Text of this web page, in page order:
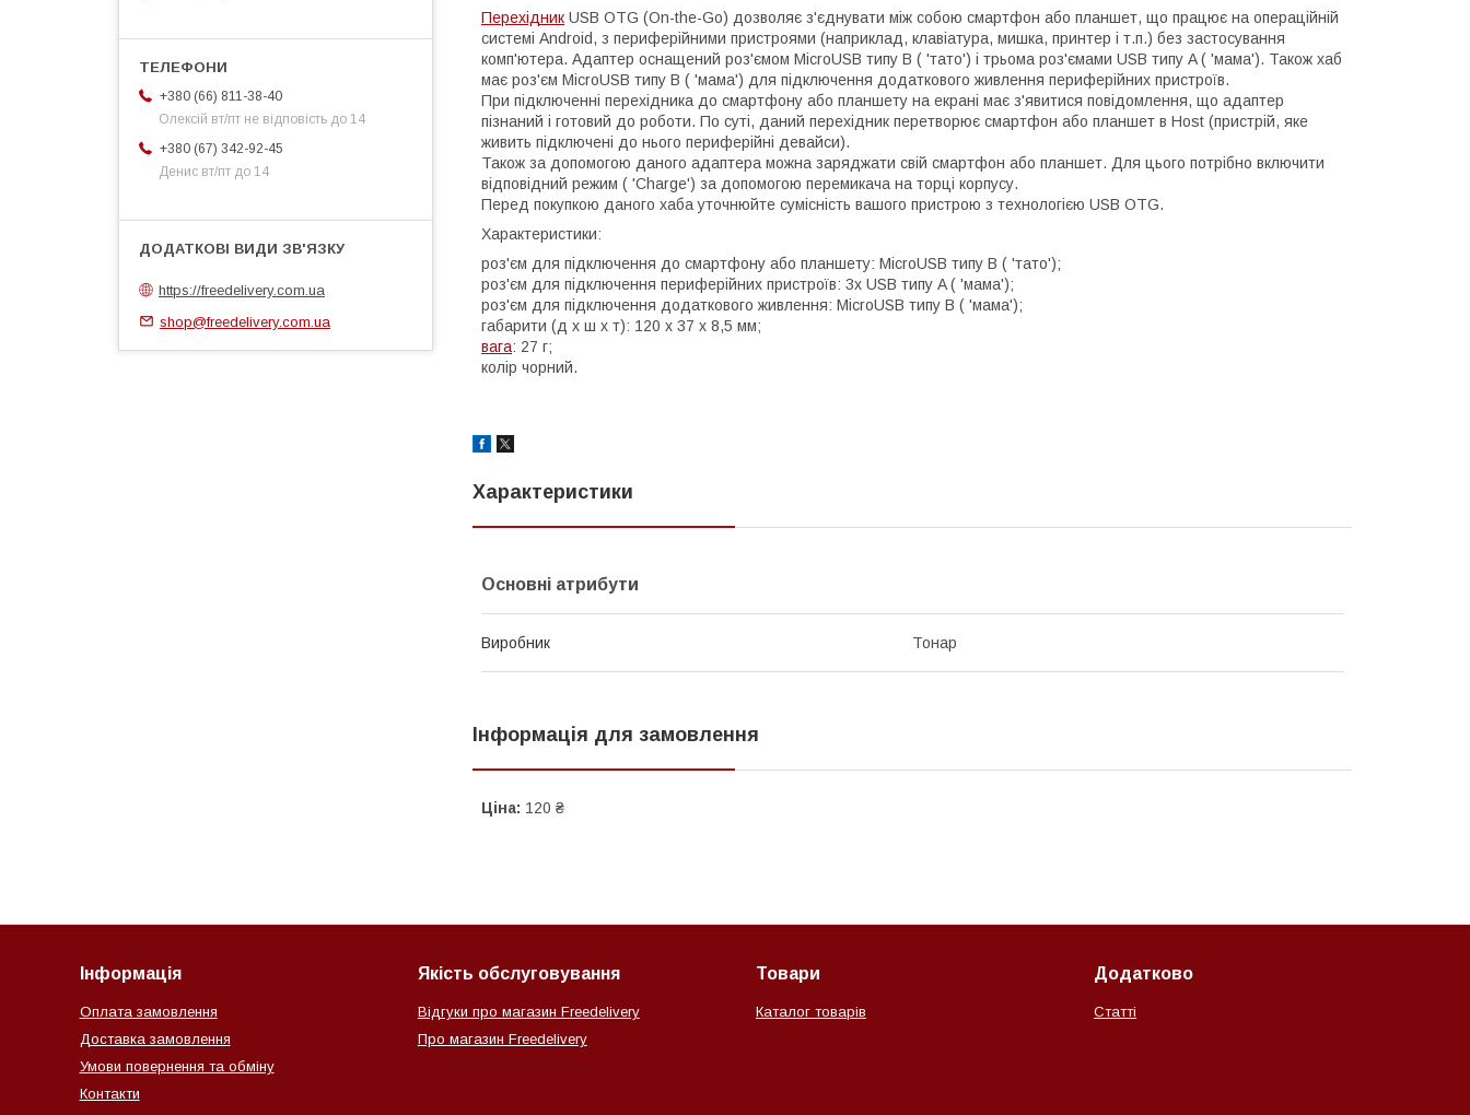
Перехідник USB OTG (On-the-Go) дозволяє з'єднувати між собою смартфон або планшет, що працює на операційній
системі Android, з периферійними пристроями (наприклад, клавіатура, мишка, принтер і т.п.) без застосування
комп'ютера. Адаптер оснащений роз'ємом MicroUSB типу B ( 'тато') і трьома роз'ємами USB типу A ( 'мама'). Також хаб
має роз'єм MicroUSB типу B ( 'мама') для підключення додаткового живлення периферійних пристроїв.
При підключенні перехідника до смартфону або планшету на екрані має з'явитися повідомлення, що адаптер
пізнаний і готовий до роботи. По суті, даний перехідник перетворює смартфон або планшет в Host (пристрій, яке
живить підключені до нього периферійні девайси).
Також за допомогою даного адаптера можна заряджати свій смартфон або планшет. Для цього потрібно включити
відповідний режим ( 'Charge') за допомогою перемикача на торці корпусу.
Перед покупкою даного хаба уточнюйте сумісність вашого пристрою з технологією USB OTG.
Характеристики:
роз'єм для підключення до смартфону або планшету: MicroUSB типу B ( 'тато');
роз'єм для підключення периферійних пристроїв: 3х USB типу A ( 'мама');
роз'єм для підключення додаткового живлення: MicroUSB типу B ( 'мама');
габарити (д х ш х т): 120 х 37 х 8,5 мм;
вага: 27 г;
колір чорний.
Характеристики
Основні атрибути
Виробник Тонар
Інформація для замовлення
Ціна: 120 ₴
+380 (66) 811-38-40
Олексій вт/пт не відповість до 14
+380 (67) 342-92-45
Денис вт/пт до 14
https://freedelivery.com.ua
shop@freedelivery.com.ua
Інформація
Оплата замовлення
Доставка замовлення
Умови повернення та обміну
Контакти
Якість обслуговування
Відгуки про магазин Freedelivery
Про магазин Freedelivery
Товари
Каталог товарів
Додатково
Статті